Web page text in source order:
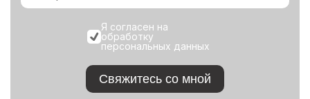
Я согласен на
обработку
персональных данных
Свяжитесь со мной